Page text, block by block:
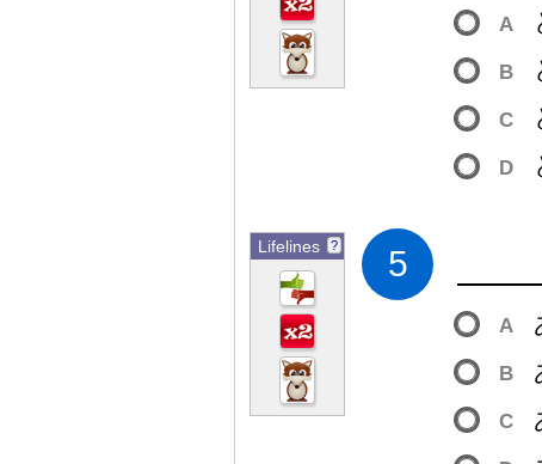
A
B
C
D
Lifelines ? 5
A
B
C